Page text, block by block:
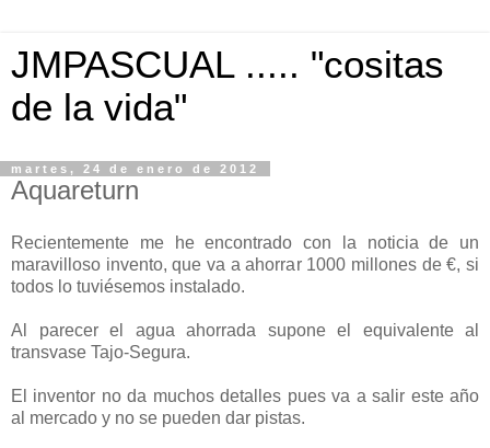
JMPASCUAL ..... "cositas
de la vida"
martes, 24 de enero de 2012
Aquareturn
Recientemente me he encontrado con la noticia de un
maravilloso invento, que va a ahorrar 1000 millones de €, si
todos lo tuviésemos instalado.
Al parecer el agua ahorrada supone el equivalente al
transvase Tajo-Segura.
El inventor no da muchos detalles pues va a salir este año
al mercado y no se pueden dar pistas.